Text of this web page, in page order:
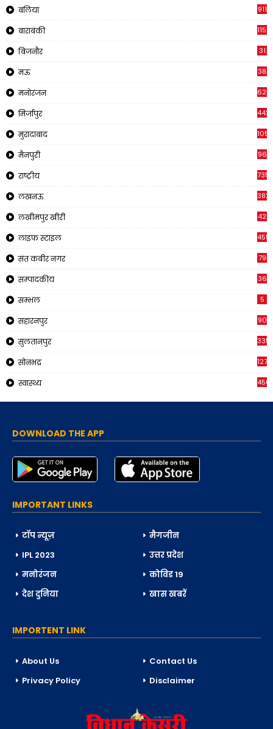
बलिया 911
बाराबंकी 1150
बिजनौर 31
मऊ 38
मनोरंजन 620
मिर्जापुर 442
मुरादाबाद 1057
मैनपुरी 96
राष्ट्रीय 7353
लखनऊ
लखीमपुर खीरी 42
लाइफ स्टाइल 455
संत कबीर नगर 79
सम्पादकीय 36
सम्भल 5
सहारनपुर 90
सुलतानपुर 335
सोनभद्र 1270
स्वास्थ्य 450
DOWNLOAD THE APP
IMPORTANT LINKS
टॉप न्यूज़
मैगजीन
IPL 2023
उत्तर प्रदेश
मनोरंजन
कोविड 19
देश दुनिया
खास खबरें
IMPORTENT LINK
About Us
Contact Us
Privacy Policy
Disclaimer